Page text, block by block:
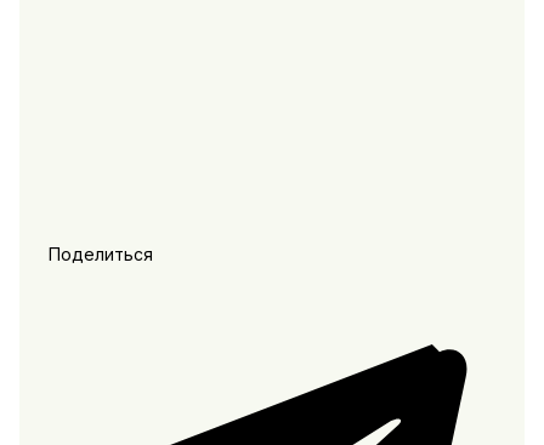
Поделиться